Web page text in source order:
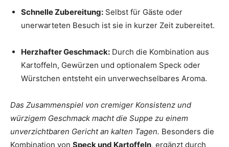
Schnelle Zubereitung: Selbst für Gäste oder
unerwarteten Besuch ist sie in kurzer Zeit zubereitet.
Herzhafter Geschmack: Durch die Kombination aus
Kartoffeln, Gewürzen und optionalem Speck oder
Würstchen entsteht ein unverwechselbares Aroma.
Das Zusammenspiel von cremiger Konsistenz und
würzigem Geschmack macht die Suppe zu einem
unverzichtbaren Gericht an kalten Tagen. Besonders die
Kombination von Speck und Kartoffeln, ergänzt durch